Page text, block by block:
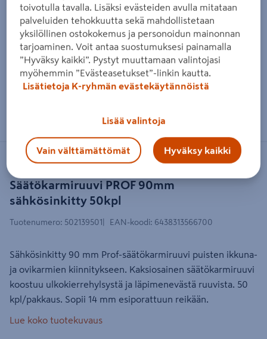
Säätökarmiruuvi PROF 90mm
sähkösinkitty 50kpl
Tuotenumero: 502139501 EAN-koodi: 6438313566700
Sähkösinkitty 90 mm Prof-säätökarmiruuvi puisten ikkuna-
ja ovikarmien kiinnitykseen. Kaksiosainen säätökarmiruuvi
koostuu ulkokierrehylsystä ja läpimenevästä ruuvista. 50
kpl/pakkaus. Sopii 14 mm esiporattuun reikään.
Lue koko tuotekuvaus
toivotulla tavalla. Lisäksi evästeiden avulla mitataan
palveluiden tehokkuutta sekä mahdollistetaan
yksilöllinen ostokokemus ja personoidun mainonnan
tarjoaminen. Voit antaa suostumuksesi painamalla
”Hyväksy kaikki”. Pystyt muuttamaan valintojasi
myöhemmin ”Evästeasetukset”-linkin kautta.
Lisätietoja K-ryhmän evästekäytännöistä
Lisää valintoja
Vain välttämättömät Hyväksy kaikki